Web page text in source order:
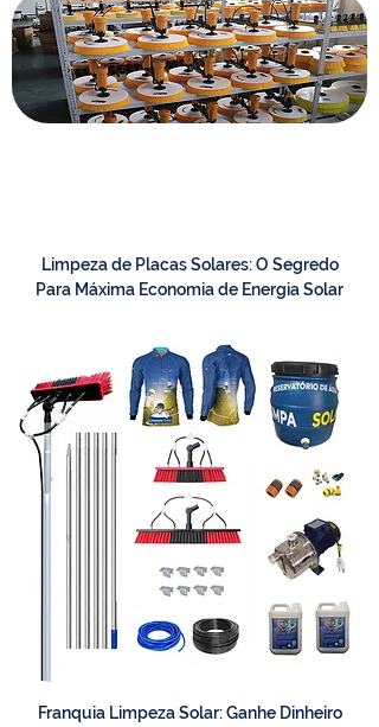
Limpeza de Placas Solares: O Segredo
Para Máxima Economia de Energia Solar
Franquia Limpeza Solar: Ganhe Dinheiro